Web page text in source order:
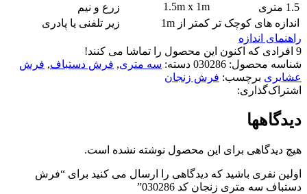
1.5 متری
1.5m x 1m
زرع و نیم
اندازه های کوچک تر کمتر از 1m
زیر تلفنی یا پادری
راهنمای اندازه
9 افرادی که اکنون این محصول را تماشا می کنند!
شناسه محصول: 030286 دسته: سه متری, فرش دستباف, فرش
عشایری برچسب: فرش زنجان
اشتراک‌گذاری:
دیدگاهها
هیچ دیدگاهی برای این محصول نوشته نشده است.
اولین نفری باشید که دیدگاهی را ارسال می کنید برای “فرش
دستباف سه متری زنجان کد 030286”